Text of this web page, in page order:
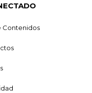
Contenidos